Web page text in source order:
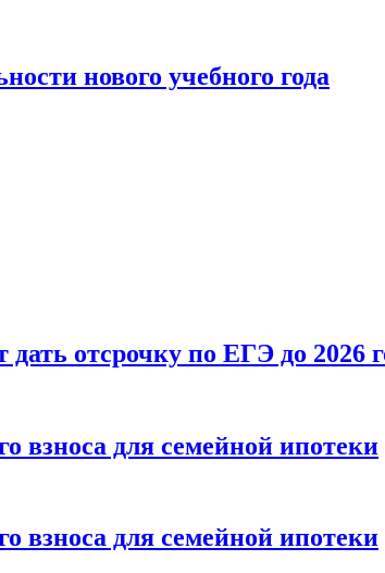
нового учебного года
отсрочку по ЕГЭ до 2026
взноса для семейной ипотеки
взноса для семейной ипотеки